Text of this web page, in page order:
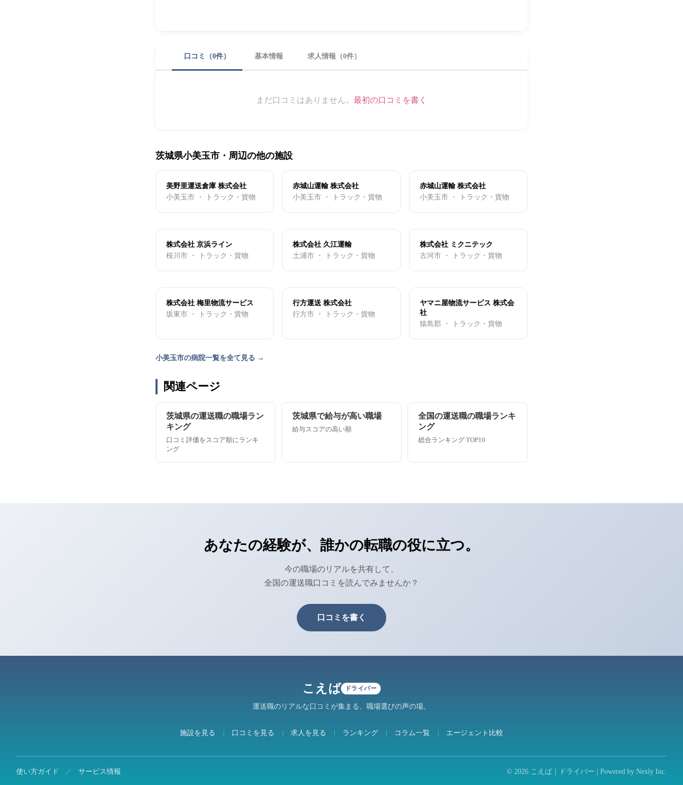
口コミ（0件） 基本情報 求人情報（0件）
まだ口コミはありません。 最初の口コミを書く
茨城県小美玉市・周辺の他の施設
美野里運送倉庫 株式会社
小美玉市 ・ トラック・貨物
赤城山運輸 株式会社
小美玉市 ・ トラック・貨物
赤城山運輸 株式会社
小美玉市 ・ トラック・貨物
株式会社 京浜ライン
桜川市 ・ トラック・貨物
株式会社 久江運輸
土浦市 ・ トラック・貨物
株式会社 ミクニテック
古河市 ・ トラック・貨物
株式会社 梅里物流サービス
坂東市 ・ トラック・貨物
行方運送 株式会社
行方市 ・ トラック・貨物
ヤマニ屋物流サービス 株式会
社
猿島郡 ・ トラック・貨物
小美玉市の病院一覧を全て見る →
関連ページ
茨城県の運送職の職場ラン
キング
口コミ評価をスコア順にランキ
ング
茨城県で給与が高い職場
給与スコアの高い順
全国の運送職の職場ランキ
ング
総合ランキング TOP10
あなたの経験が、誰かの転職の役に立つ。
今の職場のリアルを共有して、
全国の運送職口コミを読んでみませんか？
口コミを書く
こえば ドライバー
運送職のリアルな口コミが集まる、職場選びの声の場。
施設を見る 口コミを見る 求人を見る ランキング コラム一覧 エージェント比較
使い方ガイド ／ サービス情報 © 2026 こえば｜ドライバー | Powered by Nexly Inc.